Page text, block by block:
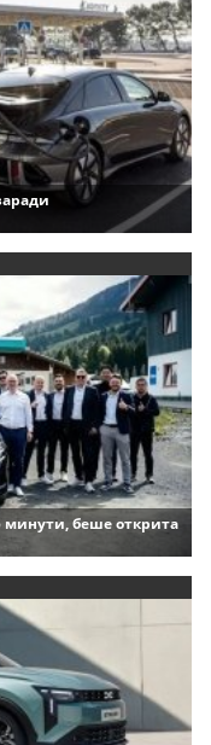
минути, беше открита